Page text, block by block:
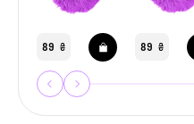
89 ₴ 89 ₴